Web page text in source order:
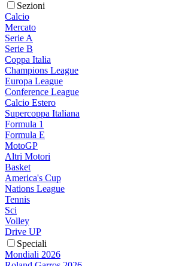
Sezioni
Calcio
Mercato
Serie A
Serie B
Coppa Italia
Champions League
Europa League
Conference League
Calcio Estero
Supercoppa Italiana
Formula 1
Formula E
MotoGP
Altri Motori
Basket
America's Cup
Nations League
Tennis
Sci
Volley
Drive UP
Speciali
Mondiali 2026